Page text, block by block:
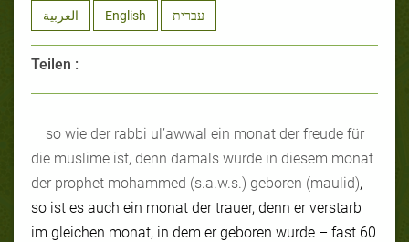
العربية English עברית
Teilen :
so wie der rabbi ul’awwal ein monat der freude für
die muslime ist, denn damals wurde in diesem monat
der prophet mohammed (s.a.w.s.) geboren (maulid),
so ist es auch ein monat der trauer, denn er verstarb
im gleichen monat, in dem er geboren wurde – fast 60